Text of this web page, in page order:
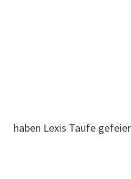
haben Lexis Taufe